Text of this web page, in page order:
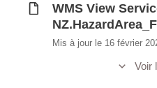
WMS View
Mis à jour le 16 février
Voir